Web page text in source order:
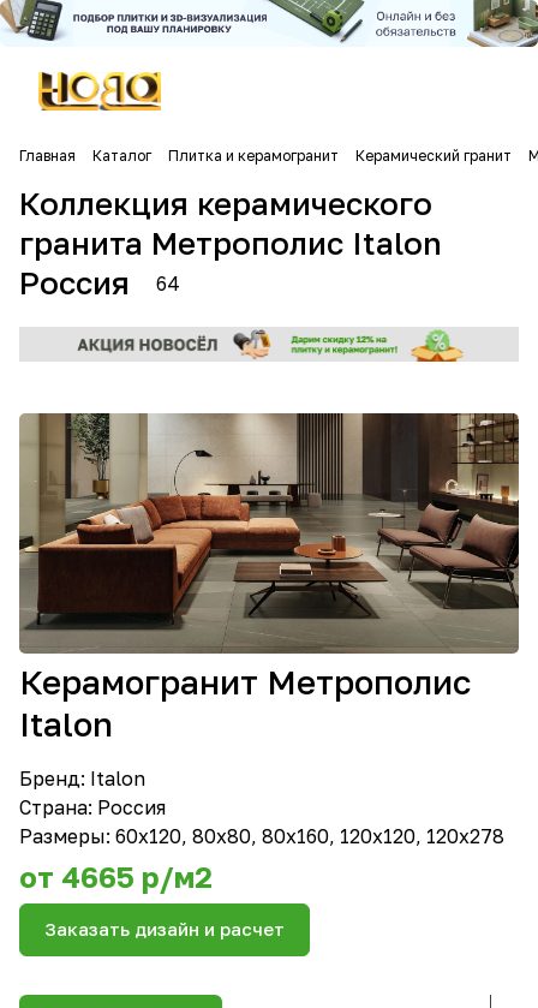
Главная Каталог Плитка и керамогранит Керамический гранит
Коллекция керамического
гранита Метрополис Italon
Россия
64
Керамогранит Метрополис
Italon
Бренд: Italon
Страна: Россия
Размеры: 60x120, 80x80, 80x160, 120x120, 120х278
от 4665 р/м2
Заказать дизайн и расчет